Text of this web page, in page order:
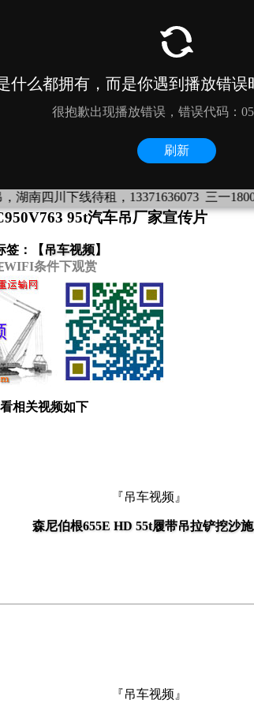
线待租，13371636073 三一18000，1300吨
95t汽车吊厂家宣传片
签：【 吊车视频】
WIFI条件下观赏
相关视频如下
『吊车视频』
森尼伯根655E HD 55t履带吊拉铲挖沙
『吊车视频』